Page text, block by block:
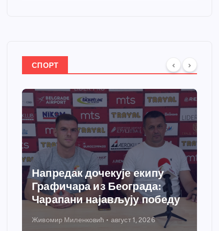
СПОРТ
Напредак дочекује екипу
Графичара из Београда:
Чарапани најављују победу
Живомир Миленковић август 1, 2026